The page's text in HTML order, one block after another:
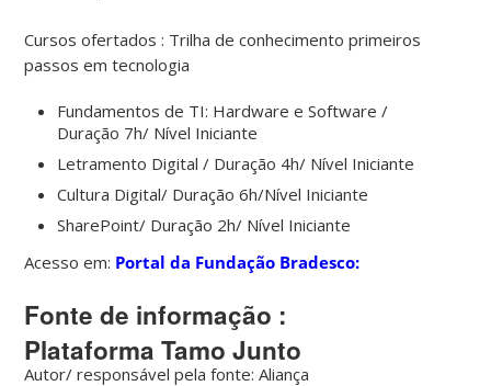
Cursos ofertados : Trilha de conhecimento primeiros
passos em tecnologia
Fundamentos de TI: Hardware e Software /
Duração 7h/ Nível Iniciante
Letramento Digital / Duração 4h/ Nível Iniciante
Cultura Digital/ Duração 6h/Nível Iniciante
SharePoint/ Duração 2h/ Nível Iniciante
Acesso em: Portal da Fundação Bradesco:
Fonte de informação :
Plataforma Tamo Junto
Autor/ responsável pela fonte: Aliança